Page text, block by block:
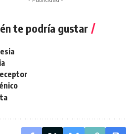
te podría gustar